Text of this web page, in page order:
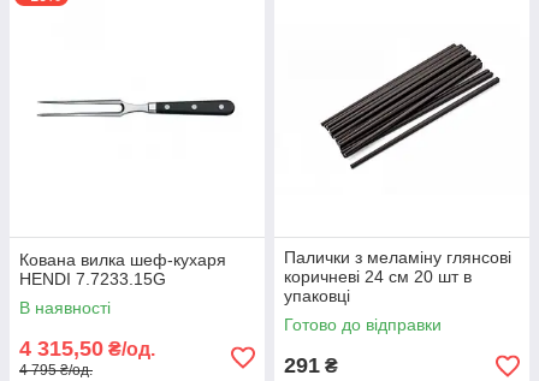
Кована вилка шеф-кухаря
HENDI 7.7233.15G
В наявності
4 315,50 ₴/од.
4 795 ₴/од.
Палички з меламіну глянсові
коричневі 24 см 20 шт в
упаковці
Готово до відправки
291 ₴